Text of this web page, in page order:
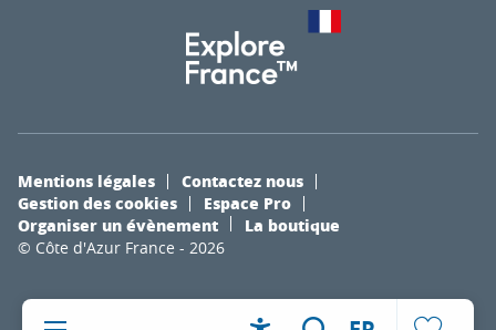
© Côte d'Azur France - 2026
Mentions légales
Contactez nous
Gestion des cookies
Espace Pro
Organiser un évènement
La boutique